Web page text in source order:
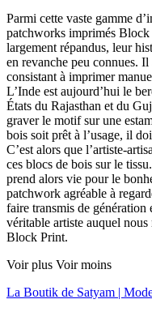
Parmi cette vaste gamme
patchworks imprimés Block
largement répandus, leur
en revanche peu connues. Il
consistant à imprimer
L’Inde est aujourd’hui le
États du Rajasthan et du
graver le motif sur une
bois soit prêt à l’usage, il
C’est alors que l’artiste-
ces blocs de bois sur le
prend alors vie pour le
patchwork agréable à
faire transmis de génération
véritable artiste auquel
Block Print.
Voir plus Voir moins
La Boutik de Satyam |